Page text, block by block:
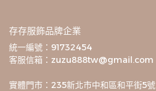
存存服飾品牌企業
統一編號：91732454
客服信箱：zuzu888tw@gmail.com
實體門市：235新北市中和區和平街5號